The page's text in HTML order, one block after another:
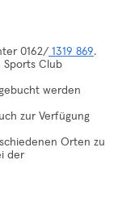
0162/ 1319 869.
Sports Club
werden
zur Verfügung
Orten zu
der